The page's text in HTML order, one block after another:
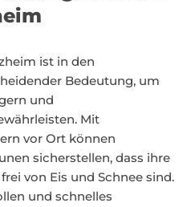
ist in den
Bedeutung, um
und
Mit
vor Ort können
sicherstellen, dass ihre
von Eis und Schnee sind.
und schnelles